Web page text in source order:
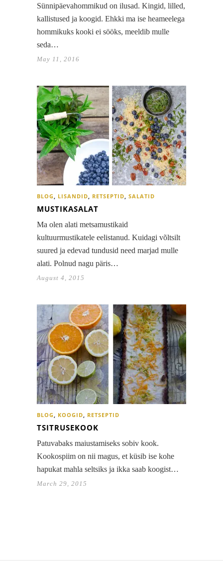
Sünnipäevahommikud on ilusad. Kingid, lilled,
kallistused ja koogid. Ehkki ma ise heameelega
hommikuks kooki ei sööks, meeldib mulle
seda…
May 11, 2016
BLOG, LISANDID, RETSEPTID, SALATID
MUSTIKASALAT
Ma olen alati metsamustikaid
kultuurmustikatele eelistanud. Kuidagi võltsilt
suured ja edevad tundusid need marjad mulle
alati. Polnud nagu päris…
August 4, 2015
BLOG, KOOGID, RETSEPTID
TSITRUSEKOOK
Patuvabaks maiustamiseks sobiv kook.
Kookospiim on nii magus, et küsib ise kohe
hapukat mahla seltsiks ja ikka saab koogist…
March 29, 2015